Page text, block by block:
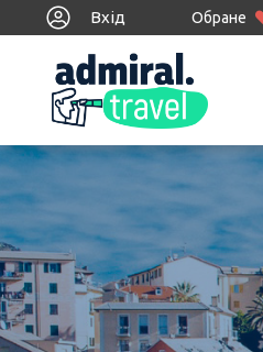
Вхід Обране